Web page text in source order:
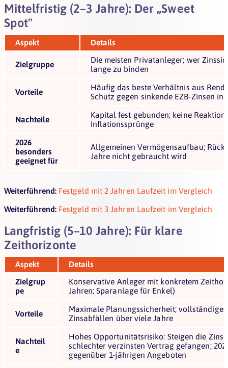
Mittelfristig (2–3 Jahre): Der „Sweet
Spot"
Aspekt Details
Zielgruppe
Die meisten Privatanleger; wer
lange zu binden
Vorteile
Häufig das beste Verhältnis aus
Schutz gegen sinkende EZB-Zinsen in
Nachteile
Kapital fest gebunden; keine
Inflationssprünge
2026
besonders
geeignet für
Allgemeinen Vermögensaufbau;
Jahre nicht gebraucht wird
Weiterführend: Festgeld mit 2 Jahren Laufzeit im Vergleich
Weiterführend: Festgeld mit 3 Jahren Laufzeit im Vergleich
Langfristig (5–10 Jahre): Für klare
Zeithorizonte
Aspekt
Details
Zielgrup
pe
Konservative Anleger mit konkretem
Jahren; Sparanlage für Enkel)
Vorteile
Maximale Planungssicherheit;
Zinsabfällen über viele Jahre
Nachteil
e
Hohes Opportunitätsrisiko: Steigen die
schlechter verzinsten Vertrag gefangen;
gegenüber 1-jährigen Angeboten